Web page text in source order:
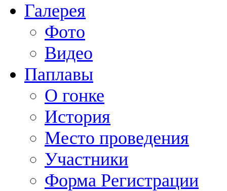
Галерея
Фото
Видео
Паплавы
О гонке
История
Место проведения
Участники
Форма Регистрации